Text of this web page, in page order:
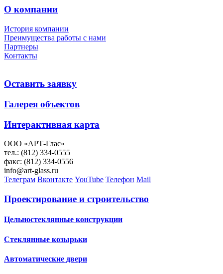
О компании
История компании
Преимущества работы с нами
Партнеры
Контакты
Оставить заявку
Галерея объектов
Интерактивная карта
ООО «АРТ-Глас»
тел.: (812) 334-0555
факс: (812) 334-0556
info@art-glass.ru
Телеграм Вконтакте YouTube Телефон Mail
Проектирование и строительство
Цельностеклянные конструкции
Стеклянные козырьки
Автоматические двери